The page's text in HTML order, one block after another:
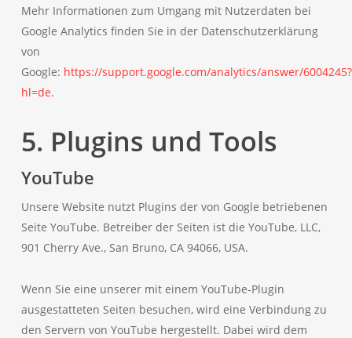
Mehr Informationen zum Umgang mit Nutzerdaten bei
Google Analytics finden Sie in der Datenschutzerklärung
von
Google: https://support.google.com/analytics/answer/6004245?
hl=de.
5. Plugins und Tools
YouTube
Unsere Website nutzt Plugins der von Google betriebenen
Seite YouTube. Betreiber der Seiten ist die YouTube, LLC,
901 Cherry Ave., San Bruno, CA 94066, USA.
Wenn Sie eine unserer mit einem YouTube-Plugin
ausgestatteten Seiten besuchen, wird eine Verbindung zu
den Servern von YouTube hergestellt. Dabei wird dem